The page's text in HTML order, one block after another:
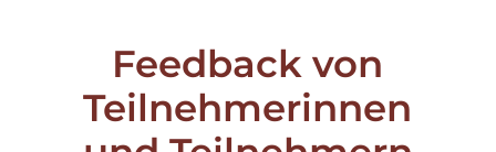
Feedback von
Teilnehmerinnen